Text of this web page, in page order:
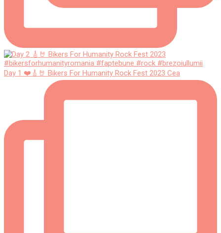
Day 1 ❤️🎸🤘 Bikers For Humanity Rock Fest 2023 Cea